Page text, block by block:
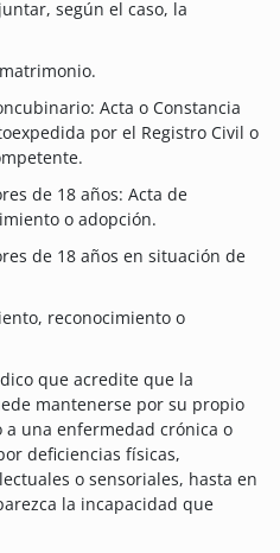
según el caso, la
Acta o Constancia
por el Registro Civil o
de 18 años: Acta de
o adopción.
de 18 años en situación de
reconocimiento o
que acredite que la
mantenerse por su propio
una enfermedad crónica o
deficiencias físicas,
o sensoriales, hasta en
la incapacidad que